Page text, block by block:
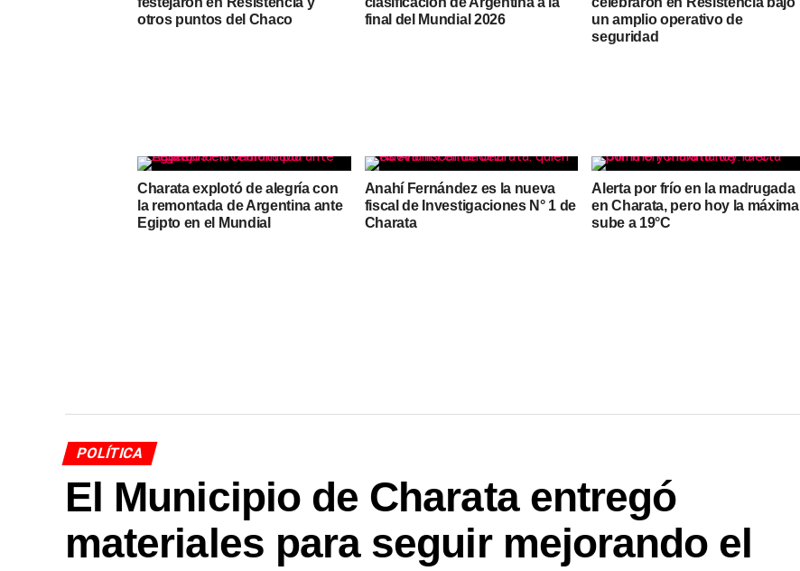
otros puntos del Chaco
final del Mundial 2026
un amplio operativo de
seguridad
Charata explotó de alegría con
la remontada de Argentina ante
Egipto en el Mundial
Anahí Fernández es la nueva
fiscal de Investigaciones N° 1 de
Charata
Alerta por frío en la madrugada
en Charata, pero hoy la máxima
sube a 19°C
POLÍTICA
El Municipio de Charata entregó
materiales para seguir mejorando el